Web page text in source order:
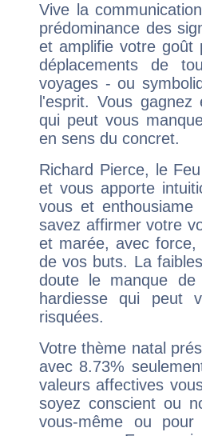
Vive la
prédominance des
et amplifie votre goût
déplacements de
voyages - ou
l'esprit. Vous
qui peut vous
en sens du concret.
Richard Pierce, le
et vous apporte
vous et
savez affirmer votre
et marée, avec
de vos buts. La
doute le manque
hardiesse qui peut
risquées.
Votre thème natal
avec 8.73%
valeurs affectives
soyez conscient ou
vous-même ou